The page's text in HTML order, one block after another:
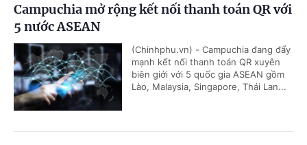
Campuchia mở rộng kết nối thanh toán QR với
5 nước ASEAN
(Chinhphu.vn) - Campuchia đang đẩy
mạnh kết nối thanh toán QR xuyên
biên giới với 5 quốc gia ASEAN gồm
Lào, Malaysia, Singapore, Thái Lan...